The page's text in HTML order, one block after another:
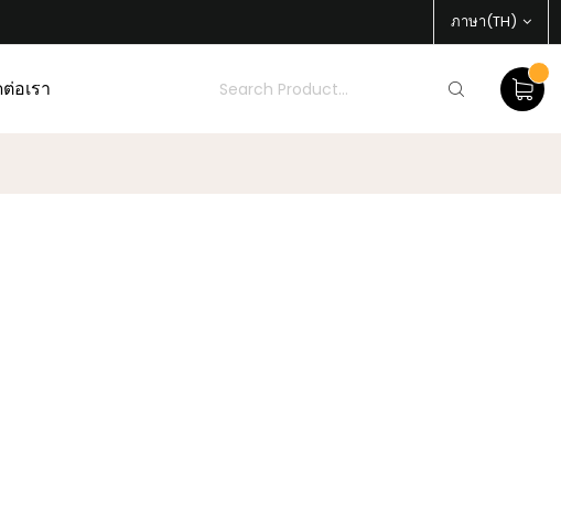
ภาษา(TH)
อเรา